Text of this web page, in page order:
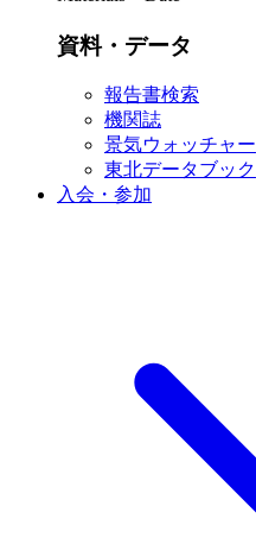
資料・データ
報告書検索
機関誌
景気ウォッチャー
東北データブック
入会・参加